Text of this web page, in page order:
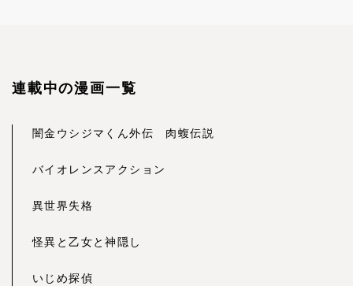
連載中の漫画一覧
闇金ウシジマくん外伝 肉蝮伝説
バイオレンスアクション
異世界失格
怪異と乙女と神隠し
いじめ探偵